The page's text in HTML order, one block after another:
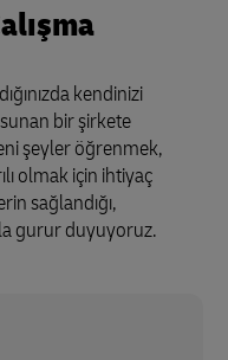
kendinizi
sunan bir şirkete
şeyler öğrenmek,
olmak için ihtiyaç
sağlandığı,
gurur duyuyoruz.